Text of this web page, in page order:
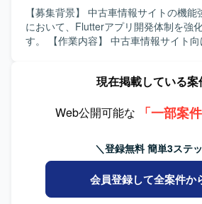
【募集背景】 中古車情報サイトの機
において、Flutterアプリ開発体制を強
す。 【作業内容】 中古車情報サイト向けのiOS/Android対
くご対応いただきます。スクラム開発
ていただきます。 【求める人物像】 自ら課題を見つけて主
活用に前向きであり、チームのアーキ
したうえで設計・開発を進められる方
た、他メンバーと積極的にコミュニケ
ら、質問や提案を行える方を歓迎いたします。
ンの魅力】 Flutterを用いたマルチプラ
現在掲載している案
Web公開可能な
「一部案
＼登録無料 簡単3ステ
会員登録して全案件か